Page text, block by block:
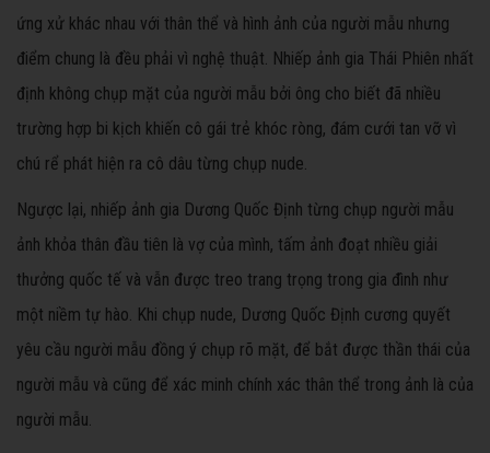
ứng xử khác nhau với thân thể và hình ảnh của người mẫu nhưng
điểm chung là đều phải vì nghệ thuật. Nhiếp ảnh gia Thái Phiên nhất
định không chụp mặt của người mẫu bởi ông cho biết đã nhiều
trường hợp bi kịch khiến cô gái trẻ khóc ròng, đám cưới tan vỡ vì
chú rể phát hiện ra cô dâu từng chụp nude.
Ngược lại, nhiếp ảnh gia Dương Quốc Định từng chụp người mẫu
ảnh khỏa thân đầu tiên là vợ của mình, tấm ảnh đoạt nhiều giải
thưởng quốc tế và vẫn được treo trang trọng trong gia đình như
một niềm tự hào. Khi chụp nude, Dương Quốc Định cương quyết
yêu cầu người mẫu đồng ý chụp rõ mặt, để bắt được thần thái của
người mẫu và cũng để xác minh chính xác thân thể trong ảnh là của
người mẫu.